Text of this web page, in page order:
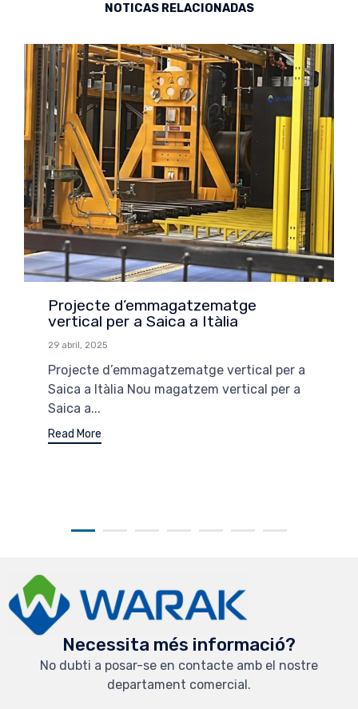
NOTICAS RELACIONADAS
Projecte d’emmagatzematge
vertical per a Saica a Itàlia
29 abril, 2025
Projecte d’emmagatzematge vertical per a
Saica a Itàlia Nou magatzem vertical per a
Saica a...
Read More
Necessita més informació?
No dubti a posar-se en contacte amb el nostre
departament comercial.